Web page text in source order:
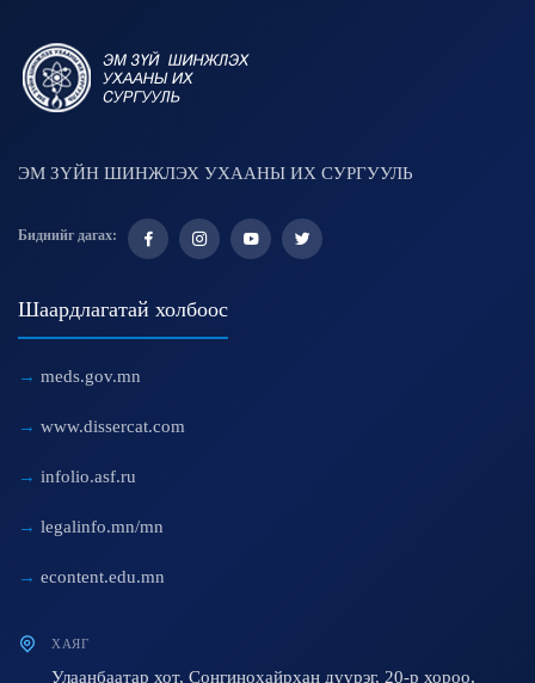
ЭМ ЗҮЙН ШИНЖЛЭХ УХААНЫ ИХ СУРГУУЛЬ
Биднийг дагах:
Шаардлагатай холбоос
meds.gov.mn
www.dissercat.com
infolio.asf.ru
legalinfo.mn/mn
econtent.edu.mn
ХАЯГ
Улаанбаатар хот, Сонгинохайрхан дүүрэг, 20-р хороо,